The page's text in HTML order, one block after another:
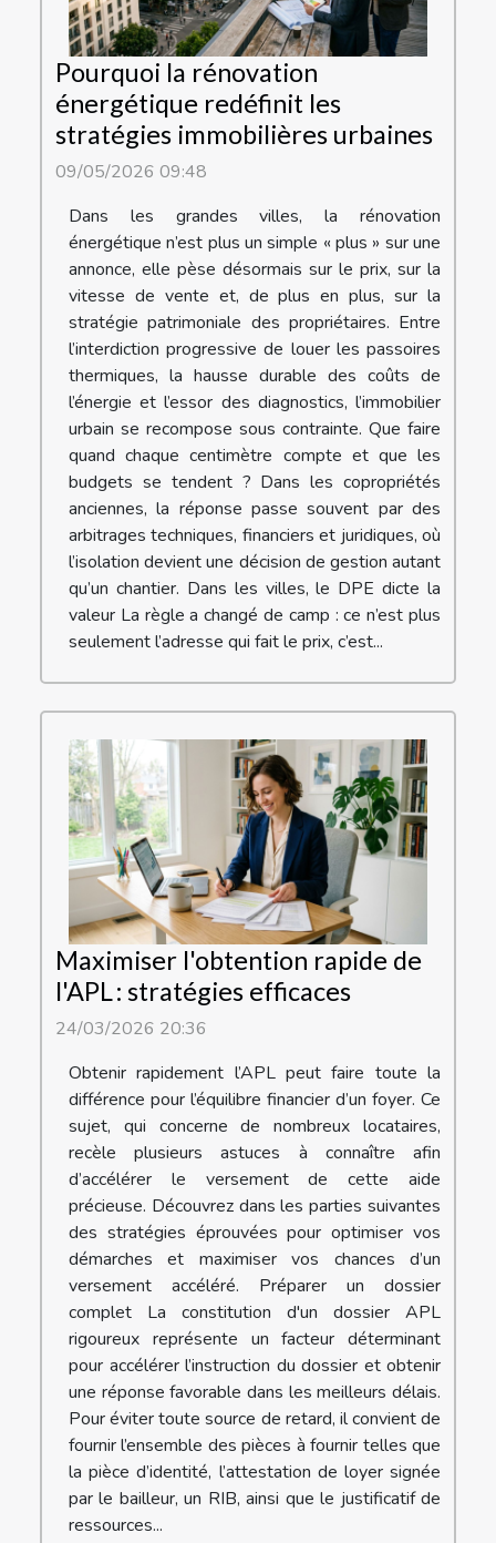
Pourquoi la rénovation
énergétique redéfinit les
stratégies immobilières urbaines
09/05/2026 09:48
Dans les grandes villes, la rénovation
énergétique n’est plus un simple « plus » sur une
annonce, elle pèse désormais sur le prix, sur la
vitesse de vente et, de plus en plus, sur la
stratégie patrimoniale des propriétaires. Entre
l’interdiction progressive de louer les passoires
thermiques, la hausse durable des coûts de
l’énergie et l’essor des diagnostics, l’immobilier
urbain se recompose sous contrainte. Que faire
quand chaque centimètre compte et que les
budgets se tendent ? Dans les copropriétés
anciennes, la réponse passe souvent par des
arbitrages techniques, financiers et juridiques, où
l’isolation devient une décision de gestion autant
qu’un chantier. Dans les villes, le DPE dicte la
valeur La règle a changé de camp : ce n’est plus
seulement l’adresse qui fait le prix, c’est...
Maximiser l'obtention rapide de
l'APL : stratégies efficaces
24/03/2026 20:36
Obtenir rapidement l’APL peut faire toute la
différence pour l’équilibre financier d’un foyer. Ce
sujet, qui concerne de nombreux locataires,
recèle plusieurs astuces à connaître afin
d’accélérer le versement de cette aide
précieuse. Découvrez dans les parties suivantes
des stratégies éprouvées pour optimiser vos
démarches et maximiser vos chances d’un
versement accéléré. Préparer un dossier
complet La constitution d'un dossier APL
rigoureux représente un facteur déterminant
pour accélérer l’instruction du dossier et obtenir
une réponse favorable dans les meilleurs délais.
Pour éviter toute source de retard, il convient de
fournir l’ensemble des pièces à fournir telles que
la pièce d’identité, l’attestation de loyer signée
par le bailleur, un RIB, ainsi que le justificatif de
ressources...